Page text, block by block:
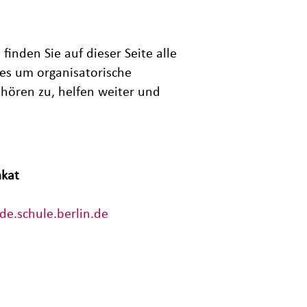
Sie auf dieser Seite alle
um organisatorische
zu, helfen weiter und